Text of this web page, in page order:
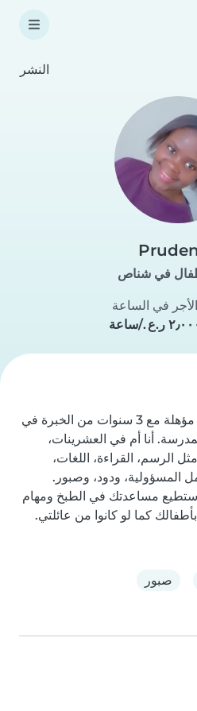
النشر
في شناص
الأجر في الساعة
كما لو كانوا من عائلتي.
صبور